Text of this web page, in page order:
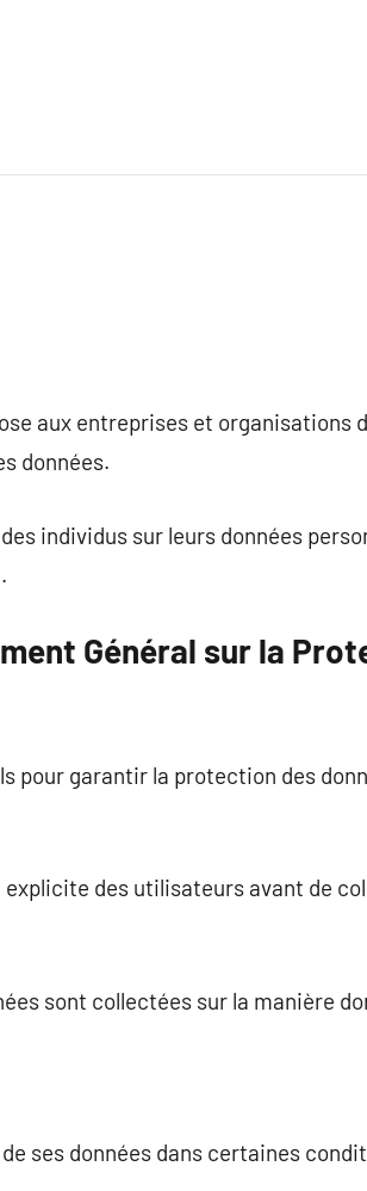
aux entreprises et organisations
données.
individus sur leurs données
Général sur la
pour garantir la protection des
explicite des utilisateurs avant de
sont collectées sur la manière
ses données dans certaines